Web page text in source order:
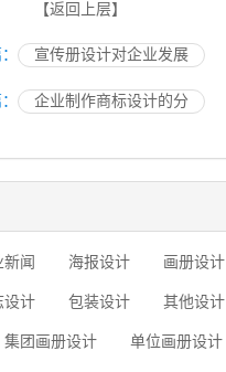
【返回上层】
宣传册设计对企业发展
企业制作商标设计的分
闻 海报设计 画册设计
设计 包装设计 其他设计
集团画册设计 单位画册设计